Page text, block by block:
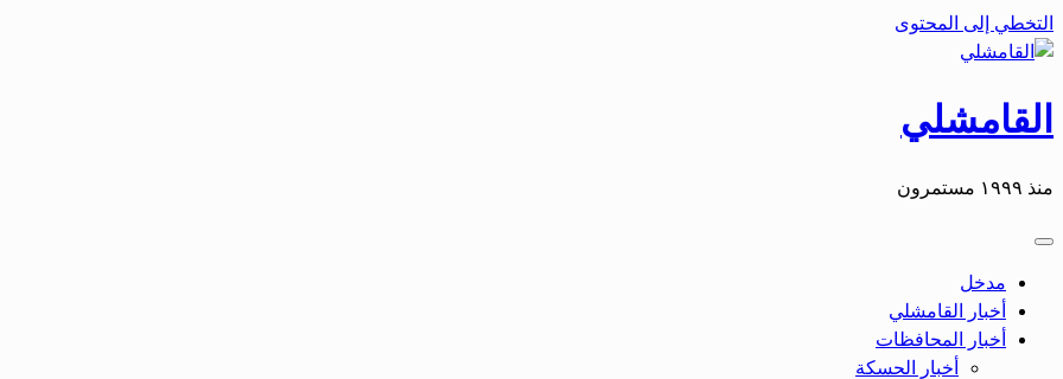
التخطي إلى المحتوى
القامشلي
منذ ١٩٩٩ مستمرون
مدخل
أخبار القامشلي
أخبار المحافظات
أخبار الحسكة